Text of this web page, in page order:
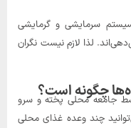
سیستم سرمایشی و گرمایشی
لذا لازم نیست نگران
چگونه است؟
جامعه محلی پخته و سرو
چند وعده غذای محلی